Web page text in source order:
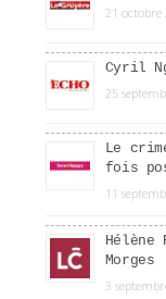
21 octobre
Cyril
25
Le
fois
11
Morges
3